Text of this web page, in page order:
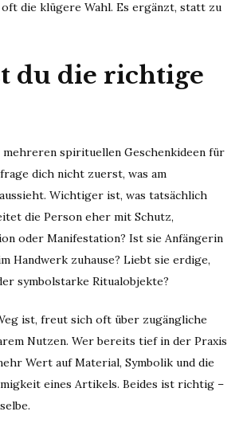
die klügere Wahl. Es ergänzt, statt zu
du die richtige
mehreren spirituellen Geschenkideen für
dich nicht zuerst, was am
Wichtiger ist, was tatsächlich
die Person eher mit Schutz,
oder Manifestation? Ist sie Anfängerin
Handwerk zuhause? Liebt sie erdige,
symbolstarke Ritualobjekte?
ist, freut sich oft über zugängliche
Nutzen. Wer bereits tief in der Praxis
Wert auf Material, Symbolik und die
eines Artikels. Beides ist richtig –